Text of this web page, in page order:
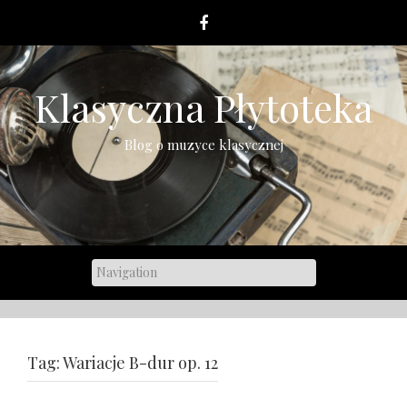
content
Klasyczna Płytoteka
Blog o muzyce klasycznej
Tag:Wariacje B-dur op. 12